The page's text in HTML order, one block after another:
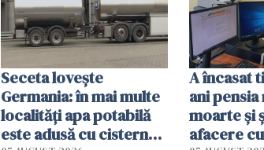
Seceta lovește
Germania: în mai multe
localități apa potabilă
este adusă cu cisterna
A încasat
ani pensia
moarte și
afacere